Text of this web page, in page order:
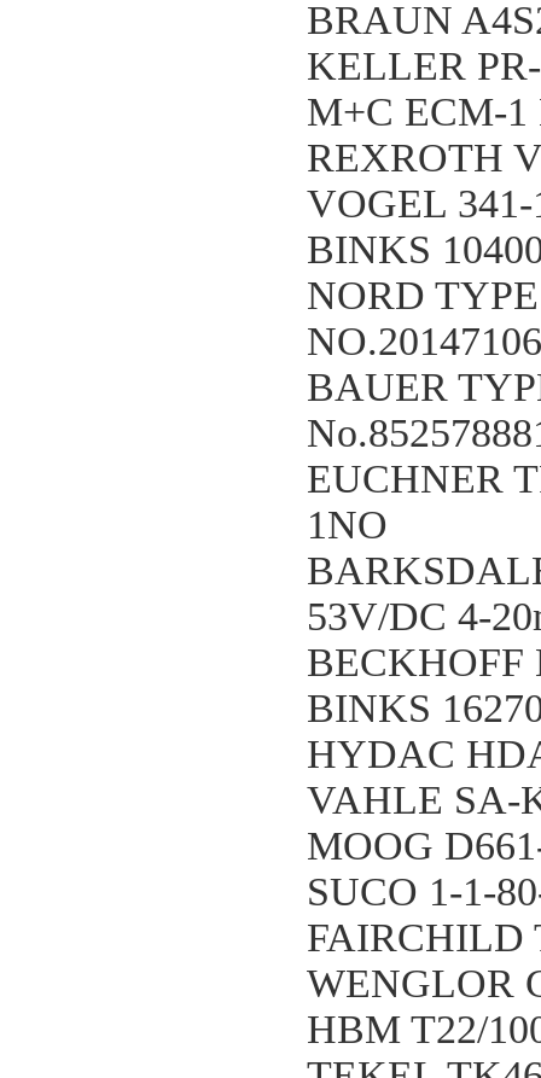
BRAUN
KELLER
M+C ECM-
REXROTH
VOGEL 341-
BINKS
NORD
BAUER
EUCHNER
1NO
53V/DC 4-
BECKHOFF
BINKS
HYDAC
VAHLE SA-
MOOG
SUCO 1-1-
FAIRCHILD
WENGLOR
HBM T22/